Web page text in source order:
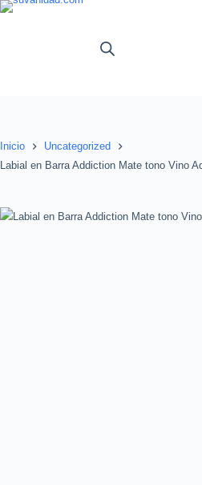
Saltar
Inicio
Uncategorized
Labial en Barra Addiction Mate tono Vino